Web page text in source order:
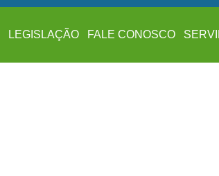
LEGISLAÇÃO FALE CONOSCO